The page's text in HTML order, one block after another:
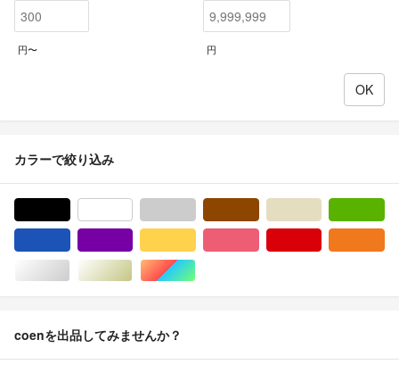
円〜 円
カラーで絞り込み
シルバー/銀色系ゴールド/金色系マルチカラー
coenを出品してみませんか？